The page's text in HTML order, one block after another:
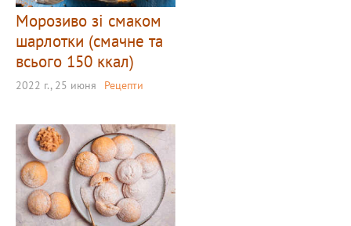
Морозиво зі смаком
шарлотки (смачне та
всього 150 ккал)
2022 г., 25 июня Рецепти